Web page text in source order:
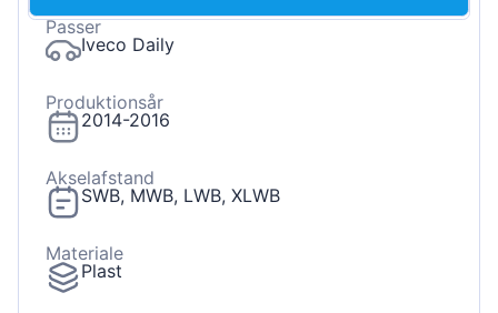
Passer
Iveco Daily
Produktionsår
2014-2016
Akselafstand
SWB, MWB, LWB, XLWB
Materiale
Plast